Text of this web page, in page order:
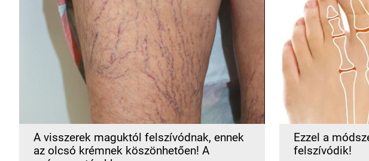
A visszerek maguktól felszívódnak, ennek
az olcsó krémnek köszönhetően! A
Ezzel a
felszívódik!